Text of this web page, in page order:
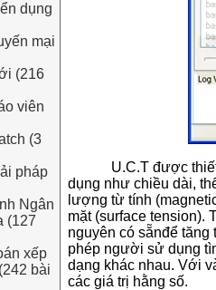
dụng
mại
(216
viên
(3
pháp
Ngân
(127
xếp
bài
U.C.T được
dụng như chiều dài,
lượng từ tính
mặt (surface tension).
nguyên có sẵnđể
phép người sử dụng
dạng khác nhau. Với
các giá trị hằng số.